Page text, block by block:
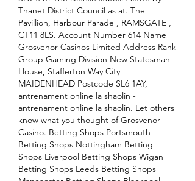
Thanet District Council as at. The
Pavillion, Harbour Parade , RAMSGATE ,
CT11 8LS. Account Number 614 Name
Grosvenor Casinos Limited Address Rank
Group Gaming Division New Statesman
House, Stafferton Way City
MAIDENHEAD Postcode SL6 1AY,
antrenament online la shaolin -
antrenament online la shaolin. Let others
know what you thought of Grosvenor
Casino. Betting Shops Portsmouth
Betting Shops Nottingham Betting
Shops Liverpool Betting Shops Wigan
Betting Shops Leeds Betting Shops